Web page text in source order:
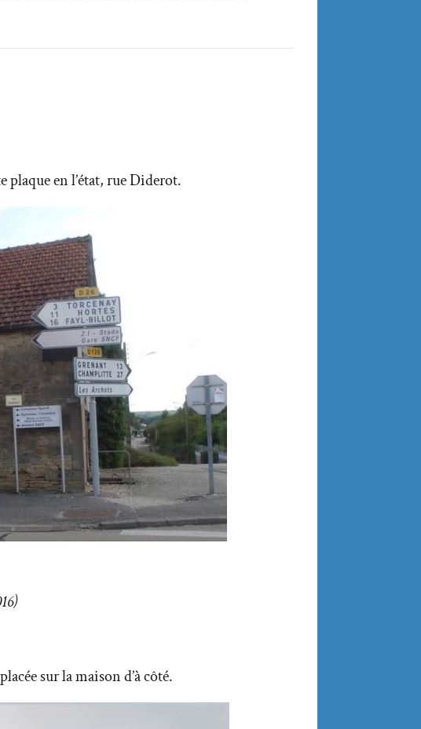
en l’état, rue Diderot.
sur la maison d’à côté.